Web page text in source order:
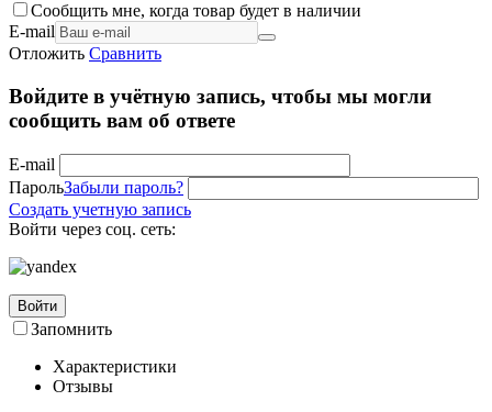
Сообщить мне, когда товар будет в наличии
E-mail
Отложить Сравнить
Войдите в учётную запись, чтобы мы могли
сообщить вам об ответе
E-mail
ПарольЗабыли пароль?
Создать учетную запись
Войти через соц. сеть:
Войти
Запомнить
Характеристики
Отзывы